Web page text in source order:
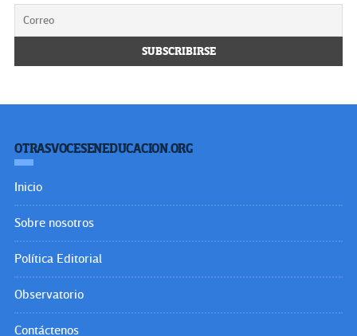
OTRASVOCESENEDUCACION.ORG
Inicio
Sobre nosotros
Política Editorial
Observatorio
Contáctenos